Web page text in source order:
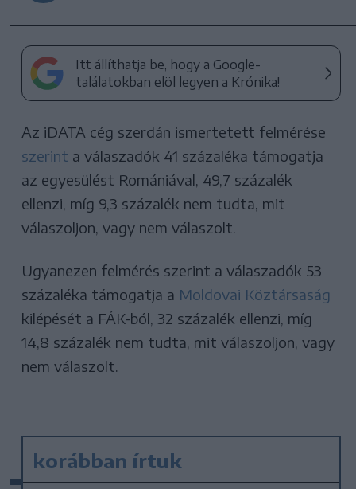
Itt állíthatja be, hogy a Google-
találatokban elöl legyen a Krónika!
Az iDATA cég szerdán ismertetett felmérése
szerint a válaszadók 41 százaléka támogatja
az egyesülést Romániával, 49,7 százalék
ellenzi, míg 9,3 százalék nem tudta, mit
válaszoljon, vagy nem válaszolt.
Ugyanezen felmérés szerint a válaszadók 53
százaléka támogatja a Moldovai Köztársaság
kilépését a FÁK-ból, 32 százalék ellenzi, míg
14,8 százalék nem tudta, mit válaszoljon, vagy
nem válaszolt.
korábban írtuk